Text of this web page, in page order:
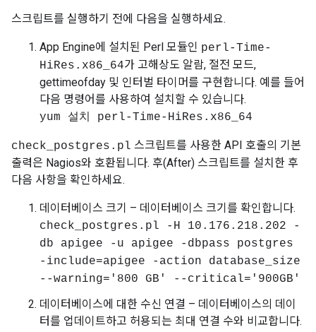
스크립트를 실행하기 전에 다음을 실행하세요.
App Engine에 설치된 Perl 모듈인 perl-Time-
HiRes.x86_64가 고해상도 알람, 절전 모드,
gettimeofday 및 인터벌 타이머를 구현합니다. 예를 들어
다음 명령어를 사용하여 설치할 수 있습니다.
yum 설치 perl-Time-HiRes.x86_64
check_postgres.pl 스크립트를 사용한 API 호출의 기본
출력은 Nagios와 호환됩니다. 후(After) 스크립트를 설치한 후
다음 사항을 확인하세요.
데이터베이스 크기 – 데이터베이스 크기를 확인합니다.
check_postgres.pl -H 10.176.218.202 -
db apigee -u apigee -dbpass postgres
-include=apigee -action database_size
--warning='800 GB' --critical='900GB'
데이터베이스에 대한 수신 연결 – 데이터베이스의 데이
터를 업데이트하고 허용되는 최대 연결 수와 비교합니다.